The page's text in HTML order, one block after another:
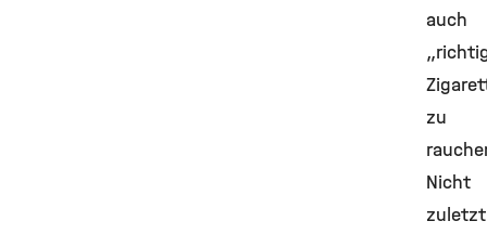
auch
zu
Nicht
zuletzt